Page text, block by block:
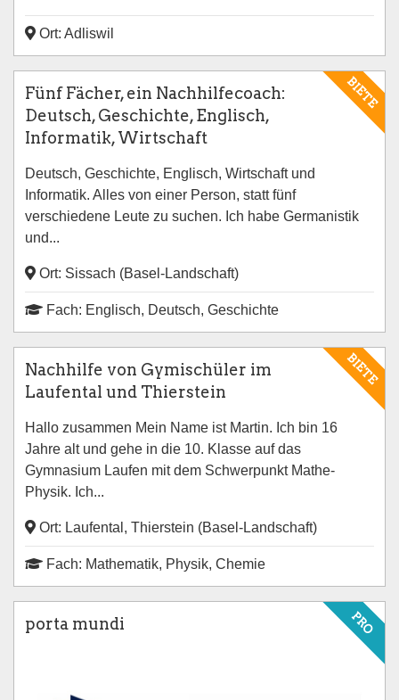
Ort: Adliswil
BIETE
Fünf Fächer, ein Nachhilfecoach:
Deutsch, Geschichte, Englisch,
Informatik, Wirtschaft
Deutsch, Geschichte, Englisch, Wirtschaft und
Informatik. Alles von einer Person, statt fünf
verschiedene Leute zu suchen. Ich habe Germanistik
und...
Ort: Sissach (Basel-Landschaft)
Fach: Englisch, Deutsch, Geschichte
BIETE
Nachhilfe von Gymischüler im
Laufental und Thierstein
Hallo zusammen Mein Name ist Martin. Ich bin 16
Jahre alt und gehe in die 10. Klasse auf das
Gymnasium Laufen mit dem Schwerpunkt Mathe-
Physik. Ich...
Ort: Laufental, Thierstein (Basel-Landschaft)
Fach: Mathematik, Physik, Chemie
PRO
porta mundi